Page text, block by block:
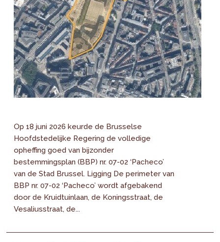
Op 18 juni 2026 keurde de Brusselse
Hoofdstedelijke Regering de volledige
opheffing goed van bijzonder
bestemmingsplan (BBP) nr. 07-02 ‘Pacheco’
van de Stad Brussel. Ligging De perimeter van
BBP nr. 07-02 ‘Pacheco’ wordt afgebakend
door de Kruidtuinlaan, de Koningsstraat, de
Vesaliusstraat, de...